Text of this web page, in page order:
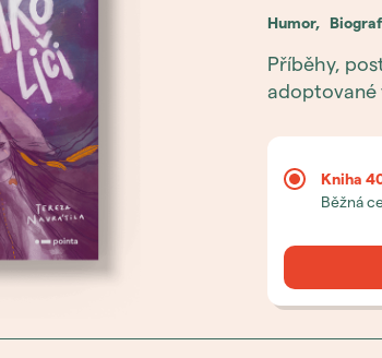
humor,
Příběhy,
adoptované
Kniha
Běžná